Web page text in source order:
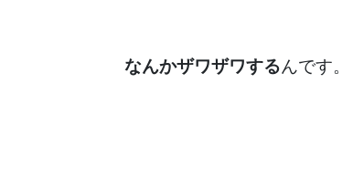
なんかザワザワするんです。